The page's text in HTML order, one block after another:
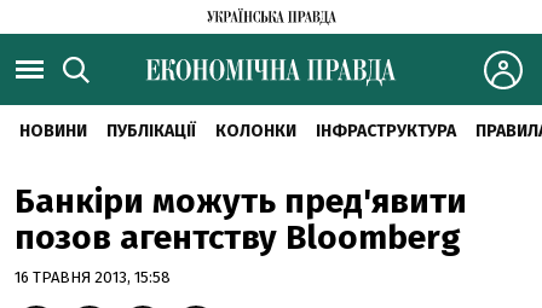
НОВИНИ ПУБЛІКАЦІЇ КОЛОНКИ ІНФРАСТРУКТУРА
Банкіри можуть пред'явити
позов агентству Bloomberg
16 ТРАВНЯ 2013, 15:58